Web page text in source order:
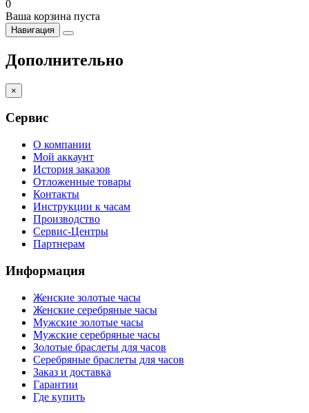
0
Ваша корзина пуста
Навигация
Дополнительно
×
Сервис
О компании
Мой аккаунт
История заказов
Отложенные товары
Контакты
Инструкции к часам
Производство
Сервис-Центры
Партнерам
Информация
Женские золотые часы
Женские серебряные часы
Мужские золотые часы
Мужские серебряные часы
Золотые браслеты для часов
Серебряные браслеты для часов
Заказ и доставка
Гарантии
Где купить